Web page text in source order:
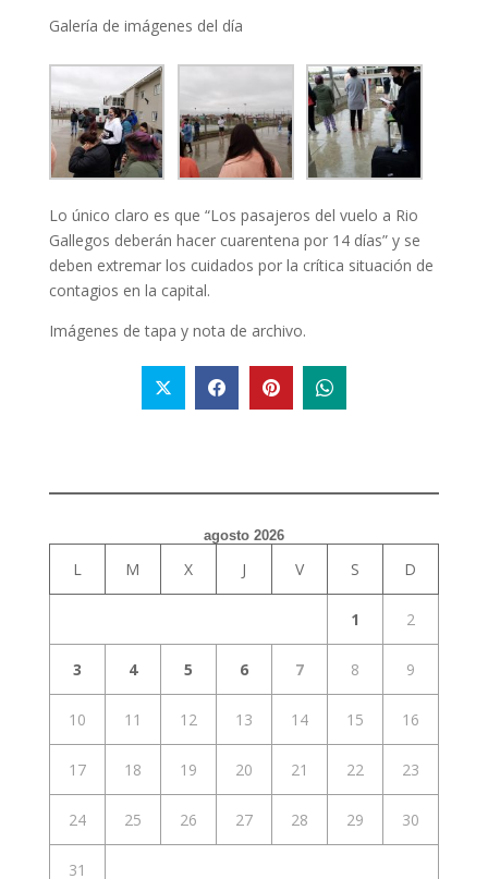
Galería de imágenes del día
Lo único claro es que “Los pasajeros del vuelo a Rio
Gallegos deberán hacer cuarentena por 14 días” y se
deben extremar los cuidados por la crítica situación de
contagios en la capital.
Imágenes de tapa y nota de archivo.
agosto 2026
L M X J V S D
1 2
3 4 5 6 7 8 9
10 11 12 13 14 15 16
17 18 19 20 21 22 23
24 25 26 27 28 29 30
31